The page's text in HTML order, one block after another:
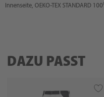
Innenseite, OEKO-TEX STANDARD
DAZU PASST